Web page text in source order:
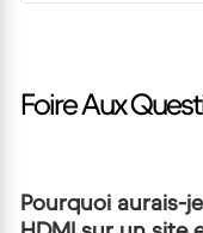
Foire Aux
Pourquoi aurais-